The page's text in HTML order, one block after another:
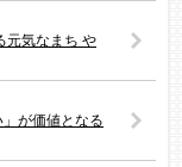
元気なまち や
が価値となる